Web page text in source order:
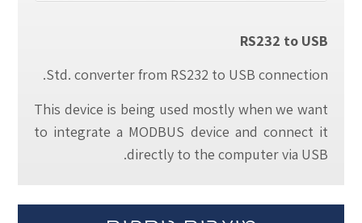
RS232 to USB
Std. converter from RS232 to USB connection.
This device is being used mostly when we want
to integrate a MODBUS device and connect it
directly to the computer via USB.